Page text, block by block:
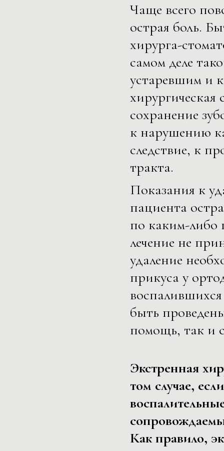
Чаще всего
острая боль.
хирурга-
самом деле
устаревшим и
хирургическая
сохранение
к нарушению
следствие, к
тракта.
Показания к
пациента
по каким-либо
лечение не
удаление
прикуса у
быть
помощь, так и
Экстренная
том случае,
Как правило,